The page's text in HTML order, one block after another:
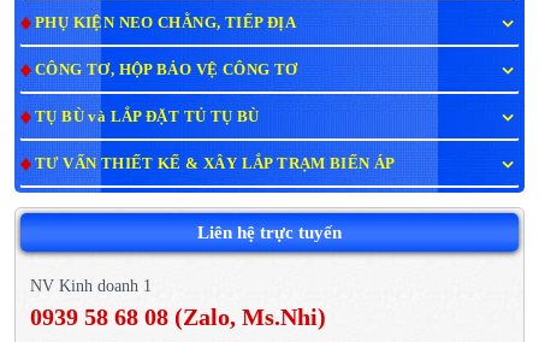
PHỤ KIỆN NEO CHẰNG, TIẾP ĐỊA
CÔNG TƠ, HỘP BẢO VỆ CÔNG TƠ
TỤ BÙ và LẮP ĐẶT TỦ TỤ BÙ
TƯ VẤN THIẾT KẾ & XÂY LẮP TRẠM BIẾN ÁP
Liên hệ trực tuyến
NV Kinh doanh 1
0939 58 68 08 (Zalo, Ms.Nhi)